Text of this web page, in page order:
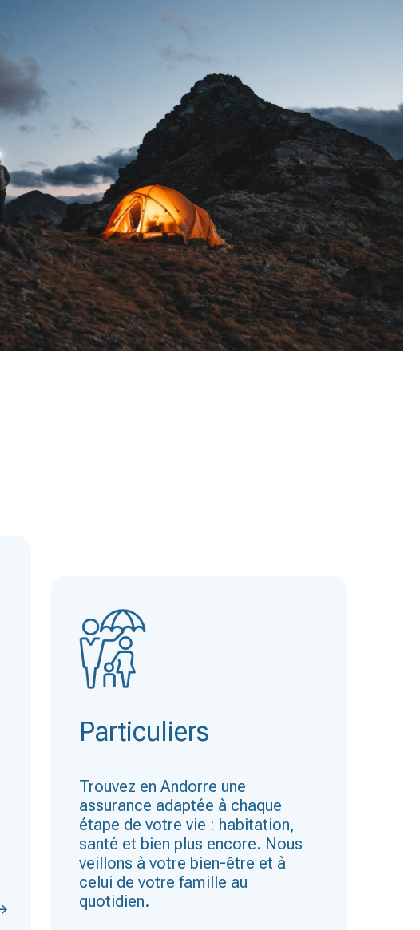
Particuliers
Trouvez en Andorre une
assurance adaptée à chaque
étape de votre vie : habitation,
santé et bien plus encore. Nous
veillons à votre bien-être et à
celui de votre famille au
quotidien.